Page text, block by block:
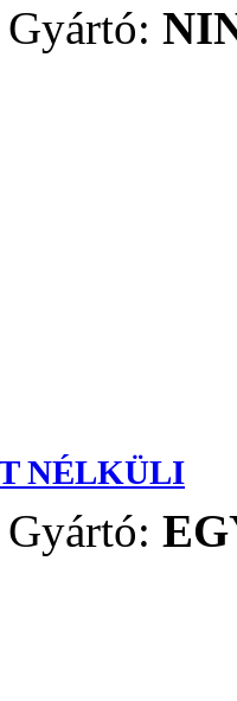
Gyártó:
NÉLKÜLI
Gyártó: